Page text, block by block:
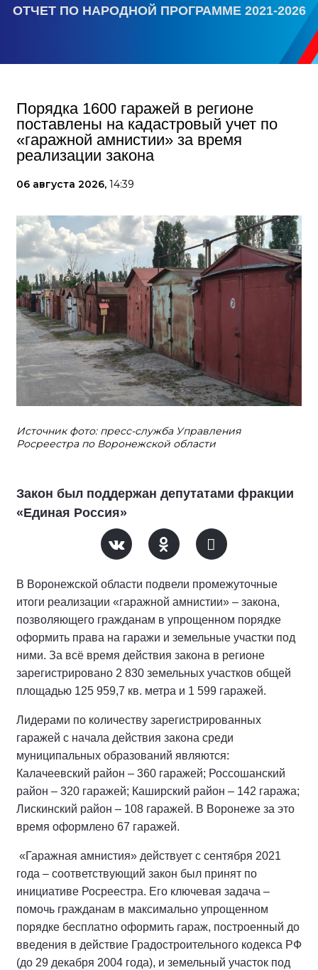
ОТЧЕТ ПО НАРОДНОЙ ПРОГРАММЕ 2021-2026
Порядка 1600 гаражей в регионе
поставлены на кадастровый учет по
«гаражной амнистии» за время
реализации закона
06 августа 2026, 14:39
Источник фото: пресс-служба Управления
Росреестра по Воронежской области
Закон был поддержан депутатами фракции
«Единая Россия»
В Воронежской области подвели промежуточные
итоги реализации «гаражной амнистии» – закона,
позволяющего гражданам в упрощенном порядке
оформить права на гаражи и земельные участки под
ними. За всё время действия закона в регионе
зарегистрировано 2 830 земельных участков общей
площадью 125 959,7 кв. метра и 1 599 гаражей.
Лидерами по количеству зарегистрированных
гаражей с начала действия закона среди
муниципальных образований являются:
Калачеевский район – 360 гаражей; Россошанский
район – 320 гаражей; Каширский район – 142 гаража;
Лискинский район – 108 гаражей. В Воронеже за это
время оформлено 67 гаражей.
«Гаражная амнистия» действует с сентября 2021
года – соответствующий закон был принят по
инициативе Росреестра. Его ключевая задача –
помочь гражданам в максимально упрощенном
порядке бесплатно оформить гараж, построенный до
введения в действие Градостроительного кодекса РФ
(до 29 декабря 2004 года), и земельный участок под